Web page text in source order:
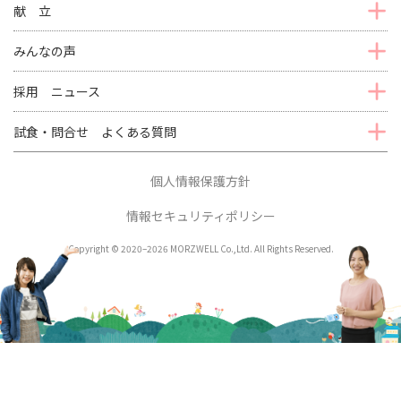
献 立
みんなの声
採用 ニュース
試食・問合せ よくある質問
個人情報保護方針
情報セキュリティポリシー
Copyright © 2020–2026 MORZWELL Co.,Ltd. All Rights Reserved.